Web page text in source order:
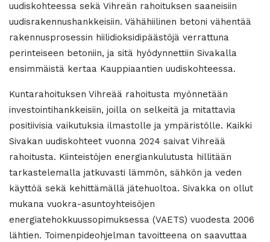
uudiskohteessa sekä Vihreän rahoituksen saaneisiin
uudisrakennushankkeisiin. Vähähiilinen betoni vähentää
rakennusprosessin hiilidioksidipäästöjä verrattuna
perinteiseen betoniin, ja sitä hyödynnettiin Sivakalla
ensimmäistä kertaa Kauppiaantien uudiskohteessa.
Kuntarahoituksen Vihreää rahoitusta myönnetään
investointihankkeisiin, joilla on selkeitä ja mitattavia
positiivisia vaikutuksia ilmastolle ja ympäristölle. Kaikki
Sivakan uudiskohteet vuonna 2024 saivat Vihreää
rahoitusta. Kiinteistöjen energiankulutusta hillitään
tarkastelemalla jatkuvasti lämmön, sähkön ja veden
käyttöä sekä kehittämällä jätehuoltoa. Sivakka on ollut
mukana vuokra-asuntoyhteisöjen
energiatehokkuussopimuksessa (VAETS) vuodesta 2006
lähtien. Toimenpideohjelman tavoitteena on saavuttaa